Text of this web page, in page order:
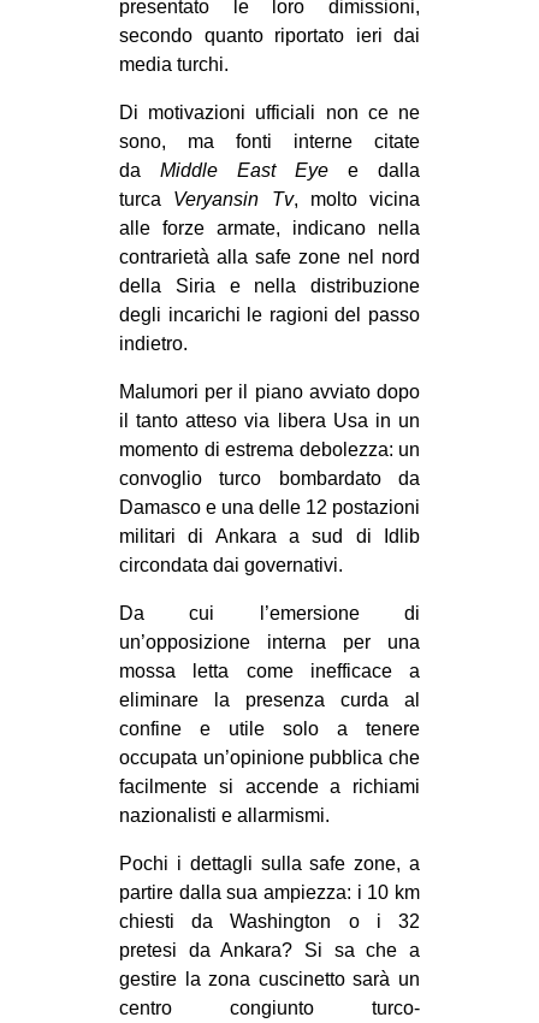
presentato le loro dimissioni,
secondo quanto riportato ieri dai
media turchi.
Di motivazioni ufficiali non ce ne
sono, ma fonti interne citate
da Middle East Eye e dalla
turca Veryansin Tv, molto vicina
alle forze armate, indicano nella
contrarietà alla safe zone nel nord
della Siria e nella distribuzione
degli incarichi le ragioni del passo
indietro.
Malumori per il piano avviato dopo
il tanto atteso via libera Usa in un
momento di estrema debolezza: un
convoglio turco bombardato da
Damasco e una delle 12 postazioni
militari di Ankara a sud di Idlib
circondata dai governativi.
Da cui l’emersione di
un’opposizione interna per una
mossa letta come inefficace a
eliminare la presenza curda al
confine e utile solo a tenere
occupata un’opinione pubblica che
facilmente si accende a richiami
nazionalisti e allarmismi.
Pochi i dettagli sulla safe zone, a
partire dalla sua ampiezza: i 10 km
chiesti da Washington o i 32
pretesi da Ankara? Si sa che a
gestire la zona cuscinetto sarà un
centro congiunto turco-